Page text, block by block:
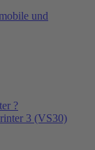
und
?
3 (VS30)